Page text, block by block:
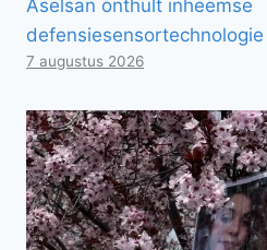
Aselsan onthult inheemse
defensiesensortechnologie
7 augustus 2026